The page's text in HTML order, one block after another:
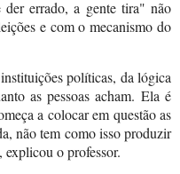
der errado, a gente tira" não
e com o mecanismo do
políticas, da lógica
as pessoas acham. Ela é
a colocar em questão as
não tem como isso produzir
o professor.